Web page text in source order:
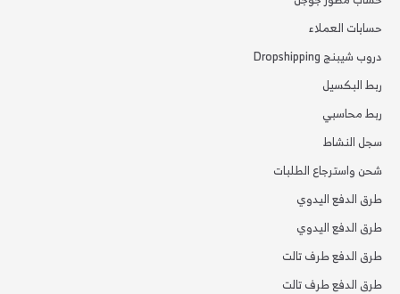
حسابات العملاء
دروب شيبنج Dropshipping
ربط البكسيل
ربط محاسبي
سجل النشاط
شحن واسترجاع الطلبات
طرق الدفع اليدوي
طرق الدفع اليدوي
طرق الدفع طرف تالت
طرق الدفع طرف تالت